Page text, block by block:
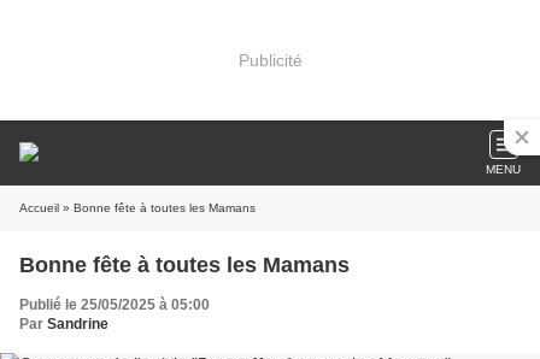
Publicité
MENU
Accueil » Bonne fête à toutes les Mamans
Bonne fête à toutes les Mamans
Publié le 25/05/2025 à 05:00
Par Sandrine